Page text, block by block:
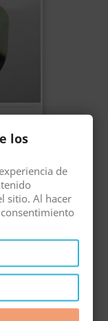
los
de
sitio. Al hacer